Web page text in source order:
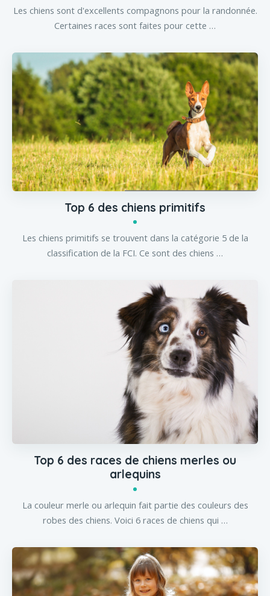
Les chiens sont d'excellents compagnons pour la randonnée.
Certaines races sont faites pour cette …
Top 6 des chiens primitifs
Les chiens primitifs se trouvent dans la catégorie 5 de la
classification de la FCI. Ce sont des chiens …
Top 6 des races de chiens merles ou
arlequins
La couleur merle ou arlequin fait partie des couleurs des
robes des chiens. Voici 6 races de chiens qui …